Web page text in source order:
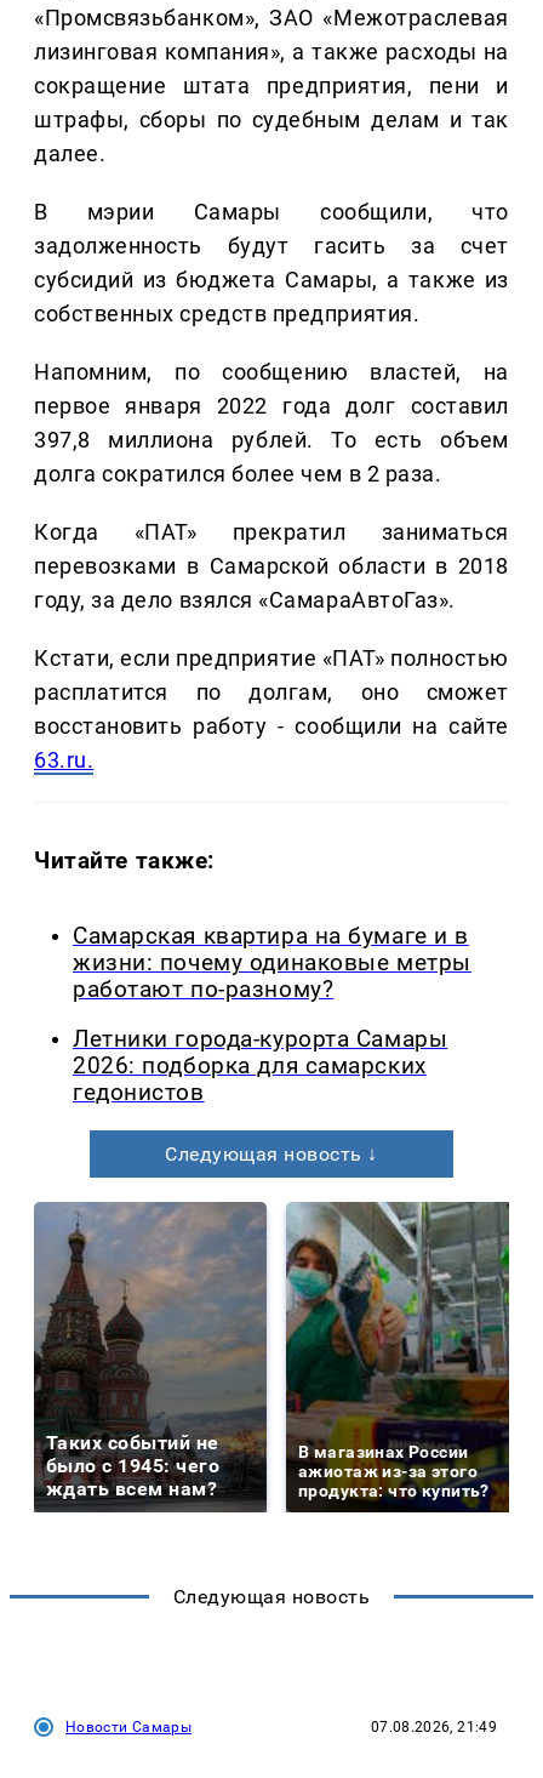
«Промсвязьбанком», ЗАО «Межотраслевая
лизинговая компания», а также расходы на
сокращение штата предприятия, пени и
штрафы, сборы по судебным делам и так
далее.
В мэрии Самары сообщили, что
задолженность будут гасить за счет
субсидий из бюджета Самары, а также из
собственных средств предприятия.
Напомним, по сообщению властей, на
первое января 2022 года долг составил
397,8 миллиона рублей. То есть объем
долга сократился более чем в 2 раза.
Когда «ПАТ» прекратил заниматься
перевозками в Самарской области в 2018
году, за дело взялся «СамараАвтоГаз».
Кстати, если предприятие «ПАТ» полностью
расплатится по долгам, оно сможет
восстановить работу - сообщили на сайте
63.ru.
Читайте также:
Самарская квартира на бумаге и в
жизни: почему одинаковые метры
работают по-разному?
Летники города-курорта Самары
2026: подборка для самарских
гедонистов
Следующая новость ↓
Таких событий не
было с 1945: чего
ждать всем нам?
В магазинах России
ажиотаж из-за этого
продукта: что купить?
Следующая новость
Новости Самары 07.08.2026, 21:49